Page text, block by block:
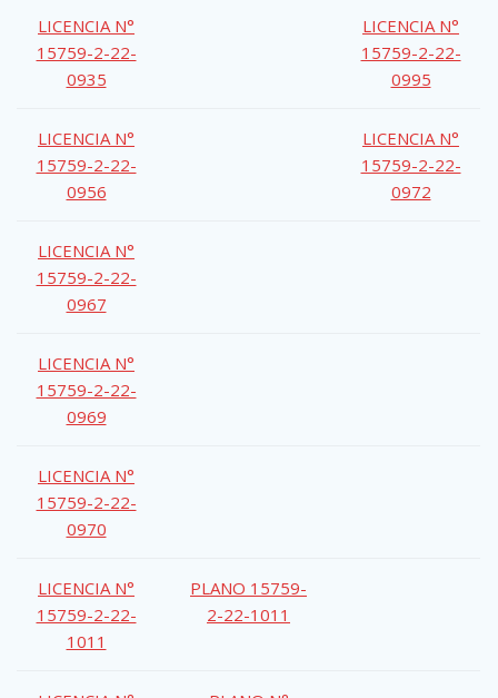
LICENCIA N°
15759-2-22-
0935
LICENCIA N°
15759-2-22-
0995
LICENCIA N°
15759-2-22-
0956
LICENCIA N°
15759-2-22-
0972
LICENCIA N°
15759-2-22-
0967
LICENCIA N°
15759-2-22-
0969
LICENCIA N°
15759-2-22-
0970
LICENCIA N°
15759-2-22-
1011
PLANO 15759-
2-22-1011